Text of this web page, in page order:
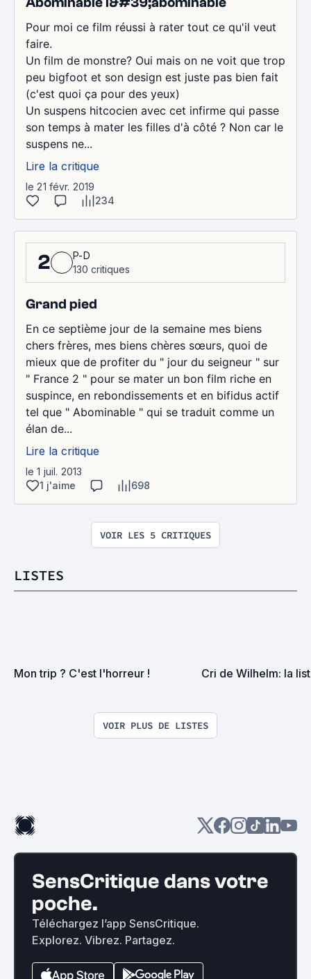
Pour moi ce film réussi à rater tout ce qu'il veut
faire.
Un film de monstre? Oui mais on ne voit que trop
peu bigfoot et son design est juste pas bien fait
(c'est quoi ça pour des yeux)
Un suspens hitcocien avec cet infirme qui passe
son temps à mater les filles d'à côté ? Non car le
suspens ne...
Lire la critique
le 21 févr. 2019
234
2
P-D
130 critiques
Grand pied
En ce septième jour de la semaine mes biens
chers frères, mes biens chères sœurs, quoi de
mieux que de profiter du " jour du seigneur " sur
" France 2 " pour se mater un bon film riche en
suspince, en rebondissements et en bifidus actif
tel que " Abominable " qui se traduit comme un
élan de...
Lire la critique
le 1 juil. 2013
1 j'aime
698
VOIR LES 5 CRITIQUES
LISTES
Mon trip ? C'est l'horreur ! Cri de Wilhelm: la
VOIR PLUS DE LISTES
SensCritique dans votre
poche.
Téléchargez l’app SensCritique.
Explorez. Vibrez. Partagez.